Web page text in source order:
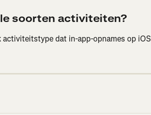
soorten activiteiten?
dat in-app-opnames op iOS